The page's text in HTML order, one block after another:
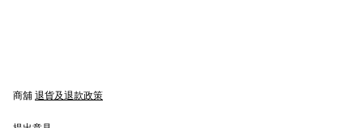
商舖 退貨及退款政策